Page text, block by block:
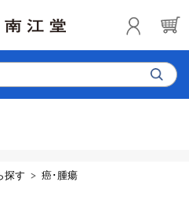
探す
癌･腫瘍